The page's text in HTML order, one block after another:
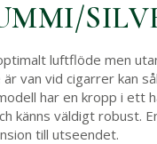
luftflöde men
van vid cigarrer kan
har en kropp i ett
känns väldigt robust.
till utseendet.